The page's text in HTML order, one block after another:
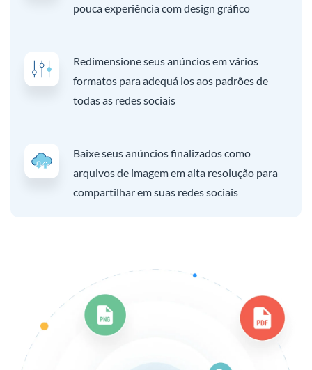
pouca experiência com design gráfico
Redimensione seus anúncios em vários
formatos para adequá los aos padrões de
todas as redes sociais
Baixe seus anúncios finalizados como
arquivos de imagem em alta resolução para
compartilhar em suas redes sociais